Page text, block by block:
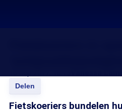
Delen
Fietskoeriers bundelen